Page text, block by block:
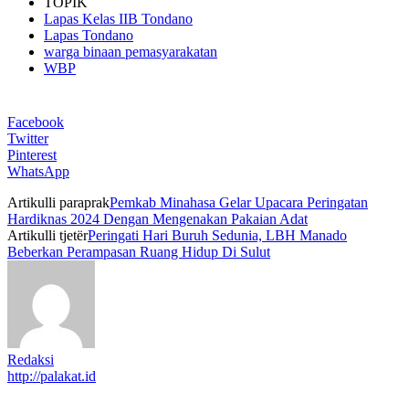
Lapas Kelas IIB Tondano
Lapas Tondano
warga binaan pemasyarakatan
WBP
Facebook
Twitter
Pinterest
WhatsApp
Artikulli paraprakPemkab Minahasa Gelar Upacara Peringatan
Hardiknas 2024 Dengan Mengenakan Pakaian Adat
Artikulli tjetërPeringati Hari Buruh Sedunia, LBH Manado
Beberkan Perampasan Ruang Hidup Di Sulut
Redaksi
http://palakat.id